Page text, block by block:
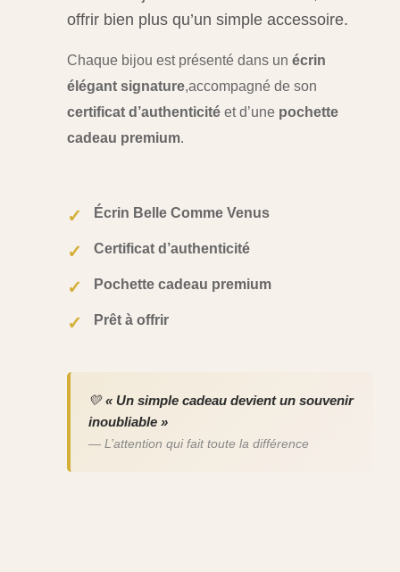
offrir bien plus qu’un simple accessoire.
Chaque bijou est présenté dans un écrin
élégant signature,accompagné de son
certificat d’authenticitéet d’une pochette
cadeau premium.
✓ Écrin Belle Comme Venus
✓ Certificat d’authenticité
✓ Pochette cadeau premium
✓ Prêt à offrir
💛« Un simple cadeau devient un souvenir
inoubliable »
— L’attention qui fait toute la différence